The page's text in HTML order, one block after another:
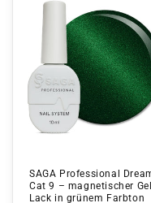
SAGA Professional
Cat 9 – magnetischer
Lack in grünem Farbton